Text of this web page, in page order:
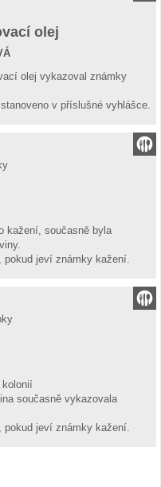
olej
olej vykazoval známky
v příslušné vyhlášce.
kažení, současně byla
pokud jeví známky kažení.
kolonií
současně vykazovala
pokud jeví známky kažení.